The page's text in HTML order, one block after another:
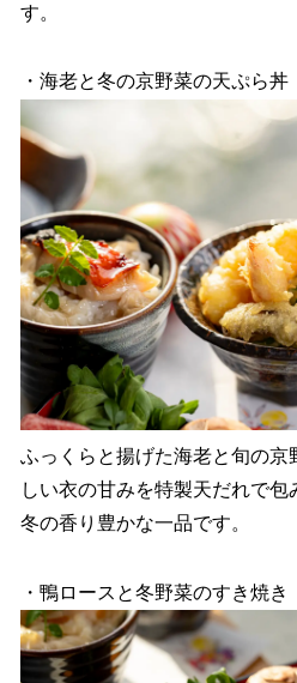
す。
・海老と冬の京野菜の天ぷら丼
ふっくらと揚げた海老と旬の京
しい衣の甘みを特製天だれで包
冬の香り豊かな一品です。
・鴨ロースと冬野菜のすき焼き